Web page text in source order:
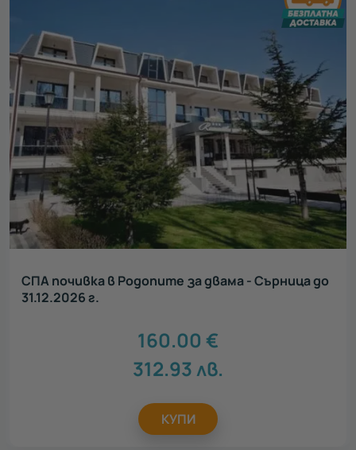
СПА почивка в Родопите за двама - Сърница до
31.12.2026 г.
160.00 €
312.93лв.
КУПИ